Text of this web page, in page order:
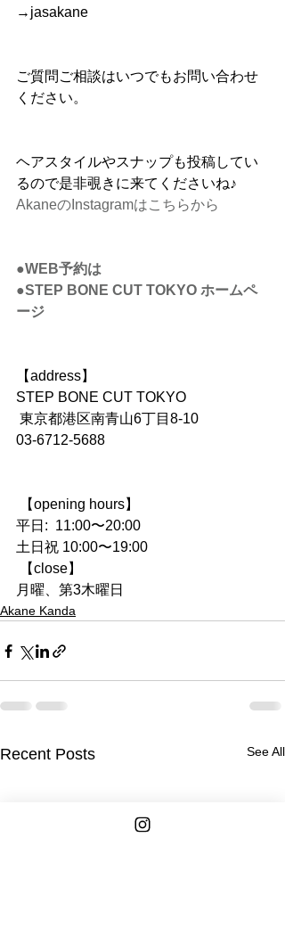
→jasakane
ご質問ご相談はいつでもお問い合わせ
ください。
ヘアスタイルやスナップも投稿してい
るので是非覗きに来てくださいね♪
AkaneのInstagramはこちらから
●WEB予約は
●STEP BONE CUT TOKYO ホームペ
ージ
【address】
STEP BONE CUT TOKYO
東京都港区南青山6丁目8-10
03-6712-5688
【opening hours】
平日:  11:00〜20:00
土日祝 10:00〜19:00
【close】
月曜、第3木曜日
Akane Kanda
Recent Posts See All